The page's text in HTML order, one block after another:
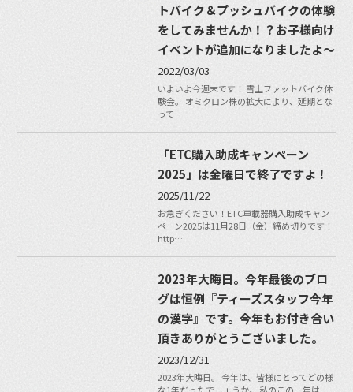
トバイク＆プッシュバイクの体験
をしてみませんか！？お子様向け
イベントが追加になりましたよ〜
2022/03/03
いよいよ今週末です！ 雪上ファットバイク体
験会。 オミクロン株の拡大により、延期とな
って…
「ETC購入助成キャンペーン
2025」は金曜日で終了ですよ！
2025/11/22
お急ぎください！ETC車載器購入助成キャン
ペーン2025は11月28日（金）締め切りです！
http…
2023年大晦日。今年最後のブロ
グは恒例『ティーズスタッフ今年
の漢字』です。今年もお付き合い
頂きありがとうございました。
2023/12/31
2023年大晦日。 今年は、皆様にとってどの様